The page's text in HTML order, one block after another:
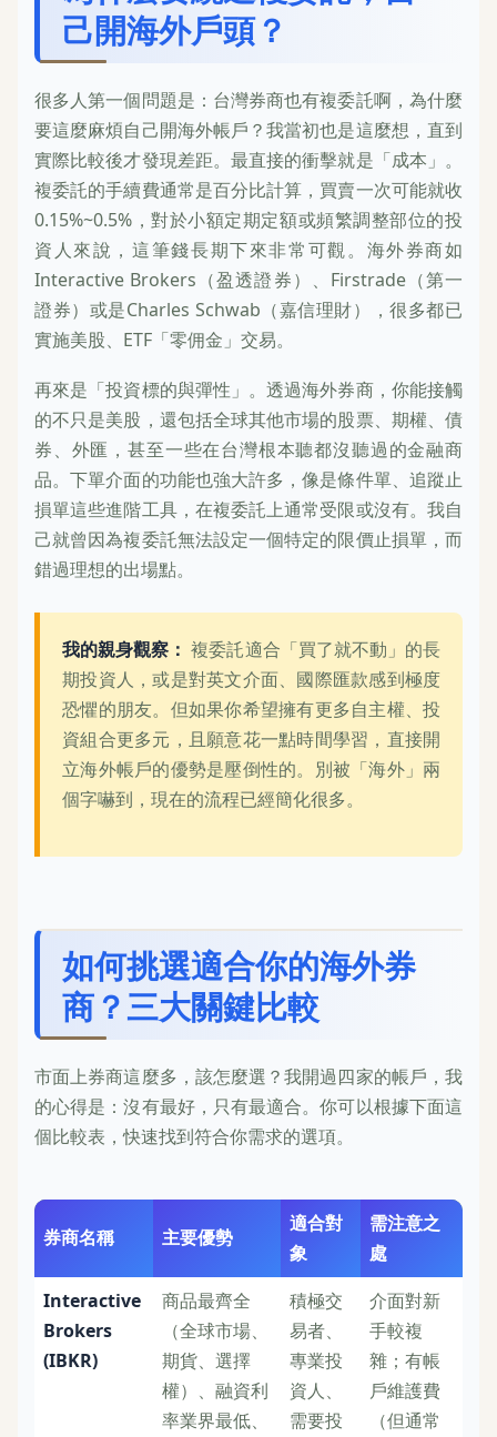
己開海外戶頭？
很多人第一個問題是：台灣券商也有複委託啊，為什麼
要這麼麻煩自己開海外帳戶？我當初也是這麼想，直到
實際比較後才發現差距。最直接的衝擊就是「成本」。
複委託的手續費通常是百分比計算，買賣一次可能就收
0.15%~0.5%，對於小額定期定額或頻繁調整部位的投
資人來說，這筆錢長期下來非常可觀。海外券商如
Interactive Brokers（盈透證券）、Firstrade（第一
證券）或是Charles Schwab（嘉信理財），很多都已
實施美股、ETF「零佣金」交易。
再來是「投資標的與彈性」。透過海外券商，你能接觸
的不只是美股，還包括全球其他市場的股票、期權、債
券、外匯，甚至一些在台灣根本聽都沒聽過的金融商
品。下單介面的功能也強大許多，像是條件單、追蹤止
損單這些進階工具，在複委託上通常受限或沒有。我自
己就曾因為複委託無法設定一個特定的限價止損單，而
錯過理想的出場點。
我的親身觀察： 複委託適合「買了就不動」的長
期投資人，或是對英文介面、國際匯款感到極度
恐懼的朋友。但如果你希望擁有更多自主權、投
資組合更多元，且願意花一點時間學習，直接開
立海外帳戶的優勢是壓倒性的。別被「海外」兩
個字嚇到，現在的流程已經簡化很多。
如何挑選適合你的海外券
商？三大關鍵比較
市面上券商這麼多，該怎麼選？我開過四家的帳戶，我
的心得是：沒有最好，只有最適合。你可以根據下面這
個比較表，快速找到符合你需求的選項。
券商名稱 主要優勢
適合對
象
需注意之
處
Interactive
Brokers
(IBKR)
商品最齊全
（全球市場、
期貨、選擇
權）、融資利
率業界最低、
積極交
易者、
專業投
資人、
需要投
介面對新
手較複
雜；有帳
戶維護費
（但通常